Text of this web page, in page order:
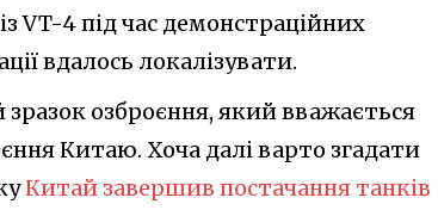
VT-4 під час демонстраційних
вдалось локалізувати.
озброєння, який вважається
Китаю. Хоча далі варто згадати
Китай завершив постачання танків